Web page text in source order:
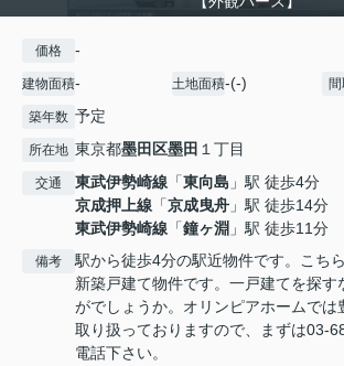
価格 -
建物面積- 土地面積-(-) 間
築年数 予定
所在地 東京都墨田区墨田 １丁目
交通 東武伊勢崎線 「東向島 」駅 徒歩4分
京成押上線 「京成曳舟 」駅 徒歩14分
東武伊勢崎線 「鐘ヶ淵 」駅 徒歩11分
備考
駅から徒歩4分の駅近物件です。こち
新築戸建て物件です。一戸建てを探す
がでしょうか。オリンピアホームでは
取り扱っておりますので、まずは03-
電話下さい。